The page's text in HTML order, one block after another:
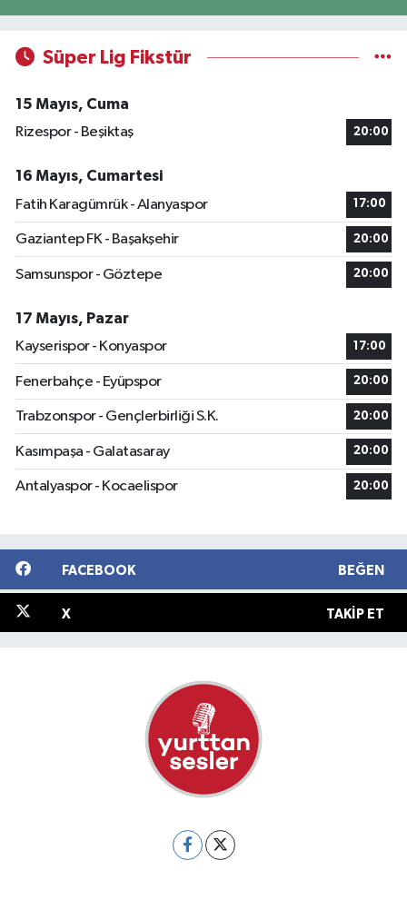
Süper Lig Fikstür
15 Mayıs, Cuma
Rizespor - Beşiktaş
20:00
16 Mayıs, Cumartesi
Fatih Karagümrük - Alanyaspor
17:00
Gaziantep FK - Başakşehir 20:00
Samsunspor - Göztepe 20:00
17 Mayıs, Pazar
Kayserispor - Konyaspor
17:00
Fenerbahçe - Eyüpspor 20:00
Trabzonspor - Gençlerbirliği S.K. 20:00
Kasımpaşa - Galatasaray 20:00
Antalyaspor - Kocaelispor 20:00
FACEBOOK BEĞEN
X TAKIP ET